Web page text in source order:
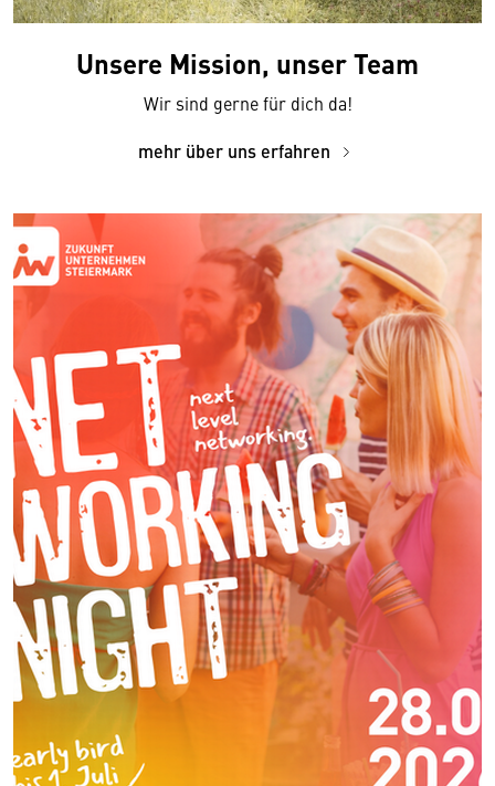
Unsere Mission, unser Team
Wir sind gerne für dich da!
mehr über uns erfahren